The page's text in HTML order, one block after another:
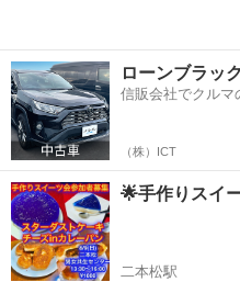
ローンブラッ
信販会社でクルマ
（株）ICT
🌟手作りスイ
二本松駅